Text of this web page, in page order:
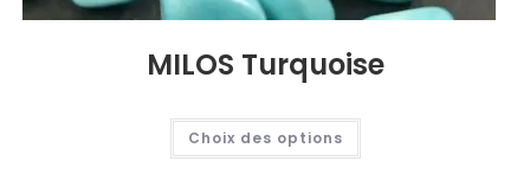
MILOS Turquoise
Choix des options